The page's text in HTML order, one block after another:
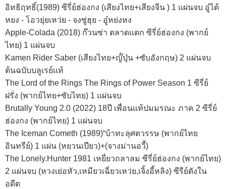
อิทธิฤทธิ์(1989) ซีรี่ย์ฮ่องกง (เสียงไทย+เสียงจีน ) 1 แผ่นจบ อู๋ไต้
หยง - โอวยุ่ยเหว่ย - จงซู่ฮุย - อู๋หย่งหง
Apple-Colada (2018) ก๊วนซ่า ตลาดแตก ซีรี่ย์ฮ่องกง (พากย์
ไทย) 1 แผ่นจบ
Kamen Rider Saber (เสียงไทย+ญ๊่ปุ่น +ซับอังกฤษ) 2 แผ่นจบ
ต้นฉบับบลูเรย์แท้
The Lord of the Rings The Rings of Power Season 1 ซีรี่ย์
ฝรั่ง (พากย์ไทย+ซับไทย) 1 แผ่นจบ
Brutally Young 2.0 (2022) 18ปี เพื่อนแท้ปมมรณะ ภาค 2 ซีรี่ย์
ฮ่องกง (พากย์ไทย) 1 แผ่นจบ
The Iceman Cometh (1989)“บ้าทะลุศตวรรษ (พากย์ไทย
อินทรีย์) 1 แผ่น (หยวนเปียว)+(จางม่านอวี้)
The Lonely.Hunter 1981 เหยี่ยวถลาลม ซีรี่ย์ฮ่องกง (พากย์ไทย)
2 แผ่นจบ (หวงเย่อหัว,เหมียวเฉี่ยวเหว่ย,เจิ้งอี้หลิง) ซีรีย์ดังใน
อดีต